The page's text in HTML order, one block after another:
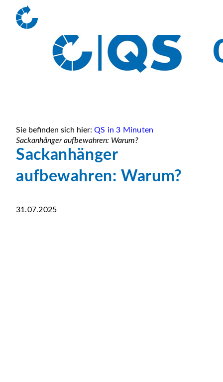
Sie befinden sich hier: QS in 3 Minuten
Sackanhänger aufbewahren: Warum?
Sackanhänger
aufbewahren: Warum?
31.07.2025